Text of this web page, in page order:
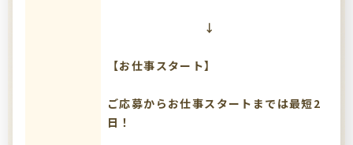
↓
【お仕事スタート】
ご応募からお仕事スタートまでは最短2
日！